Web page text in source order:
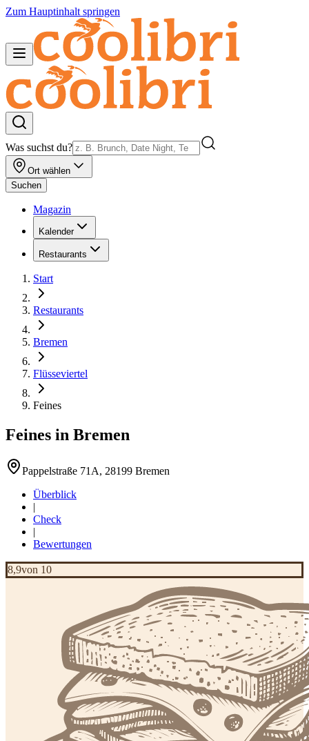
Zum Hauptinhalt springen
Was suchst du?
Ort wählen
Suchen
Magazin
Kalender
Restaurants
Start
Restaurants
Bremen
Flüsseviertel
Feines
Feines in Bremen
Pappelstraße 71A, 28199 Bremen
Überblick
|
Check
|
Bewertungen
8,9von 10